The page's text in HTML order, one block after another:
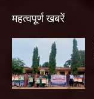
महत्वपूर्ण खबरें